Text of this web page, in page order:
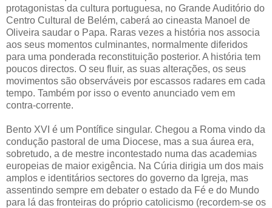
protagonistas da cultura portuguesa, no Grande Auditório do
Centro Cultural de Belém, caberá ao cineasta Manoel de
Oliveira saudar o Papa. Raras vezes a história nos associa
aos seus momentos culminantes, normalmente diferidos
para uma ponderada reconstituição posterior. A história tem
poucos directos. O seu fluir, as suas alterações, os seus
movimentos são observáveis por escassos radares em cada
tempo. Também por isso o evento anunciado vem em
contra-corrente.
Bento XVI é um Pontífice singular. Chegou a Roma vindo da
condução pastoral de uma Diocese, mas a sua áurea era,
sobretudo, a de mestre incontestado numa das academias
europeias de maior exigência. Na Cúria dirigia um dos mais
amplos e identitários sectores do governo da Igreja, mas
assentindo sempre em debater o estado da Fé e do Mundo
para lá das fronteiras do próprio catolicismo (recordem-se os